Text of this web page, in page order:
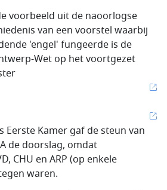
voorbeeld uit de naoorlogse
van een voorstel waarbij
'engel' fungeerde is de
Wet op het voortgezet
Eerste Kamer gaf de steun van
de doorslag, omdat
CHU en ARP (op enkele
waren.